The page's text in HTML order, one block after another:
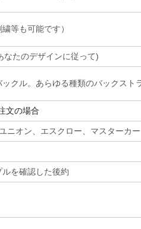
等も可能です）
なたのデザインに従って)
ックル。あらゆる種類のバックスト
文の場合
ニオン、エスクロー、マスターカ
を確認した後約